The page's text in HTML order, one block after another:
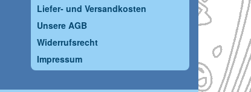
Liefer- und Versandkosten
Unsere AGB
Widerrufsrecht
Impressum